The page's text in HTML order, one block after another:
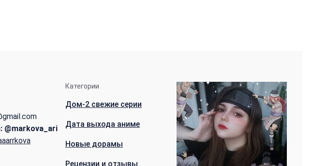
Категории
Дом-2 свежие серии
Дата выхода аниме
Новые дорамы
Рецензии и отзывы